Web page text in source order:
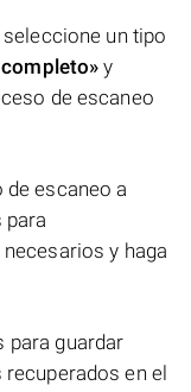
seleccione un tipo
y
de escaneo
escaneo a
para
y haga
para guardar
en el